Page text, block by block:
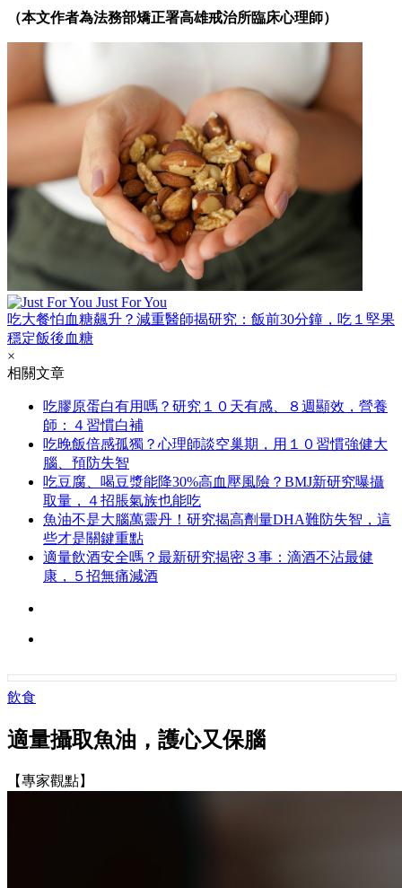
（本文作者為法務部矯正署高雄戒治所臨床心理師）
Just For You
吃大餐怕血糖飆升？減重醫師揭研究：飯前30分鐘，吃１堅果
穩定飯後血糖
×
相關文章
吃膠原蛋白有用嗎？研究１０天有感、８週顯效，營養
師：４習慣白補
吃晚飯倍感孤獨？心理師談空巢期，用１０習慣強健大
腦、預防失智
吃豆腐、喝豆漿能降30%高血壓風險？BMJ新研究曝攝
取量，４招脹氣族也能吃
魚油不是大腦萬靈丹！研究揭高劑量DHA難防失智，這
些才是關鍵重點
適量飲酒安全嗎？最新研究揭密３事：滴酒不沾最健
康，５招無痛減酒
飲食
適量攝取魚油，護心又保腦
【專家觀點】